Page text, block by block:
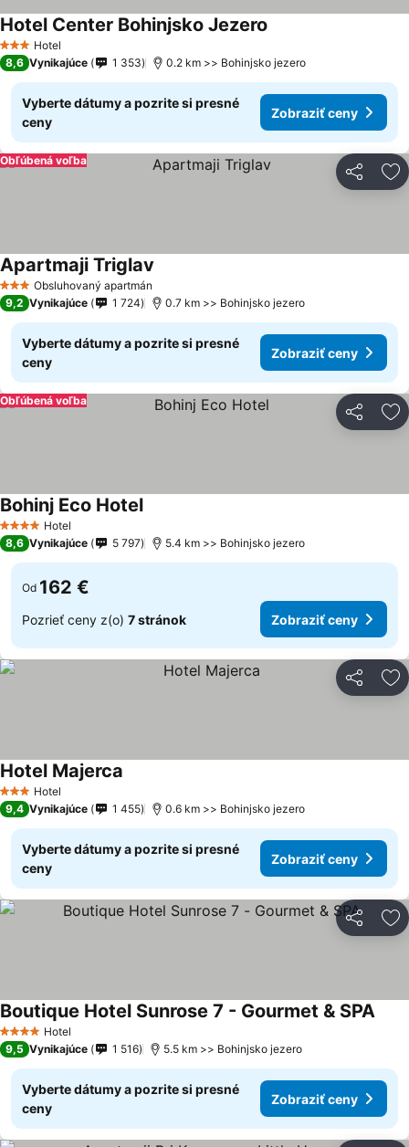
3 Počet hviezdičiek
Hotel
Hotel Center Bohinjsko Jezero
8,6 Vynikajúce 1 353 0.2 km >> Bohinjsko jezero
Vyberte dátumy a pozrite si presné
ceny
Zobraziť ceny
Zdieľať
Obľúbená voľba
3 Počet hviezdičiek
Obsluhovaný apartmán
Apartmaji Triglav
9,2 Vynikajúce 1 724 0.7 km >> Bohinjsko jezero
Vyberte dátumy a pozrite si presné
ceny
Zobraziť ceny
Zdieľať
Obľúbená voľba
4 Počet hviezdičiek
Hotel
Bohinj Eco HotelZobraziť ceny
8,6 Vynikajúce 5 797 5.4 km >> Bohinjsko jezero
Od 162 €
Pozrieť ceny z(o) 7 stránok Zobraziť ceny
Zdieľať
3 Počet hviezdičiek
Hotel
Hotel Majerca
9,4 Vynikajúce 1 455 0.6 km >> Bohinjsko jezero
Vyberte dátumy a pozrite si presné
ceny
Zobraziť ceny
Zdieľať
4 Počet hviezdičiek
Hotel
Boutique Hotel Sunrose 7 - Gourmet & SPA
9,5 Vynikajúce 1 516 5.5 km >> Bohinjsko jezero
Vyberte dátumy a pozrite si presné
ceny
Zobraziť ceny